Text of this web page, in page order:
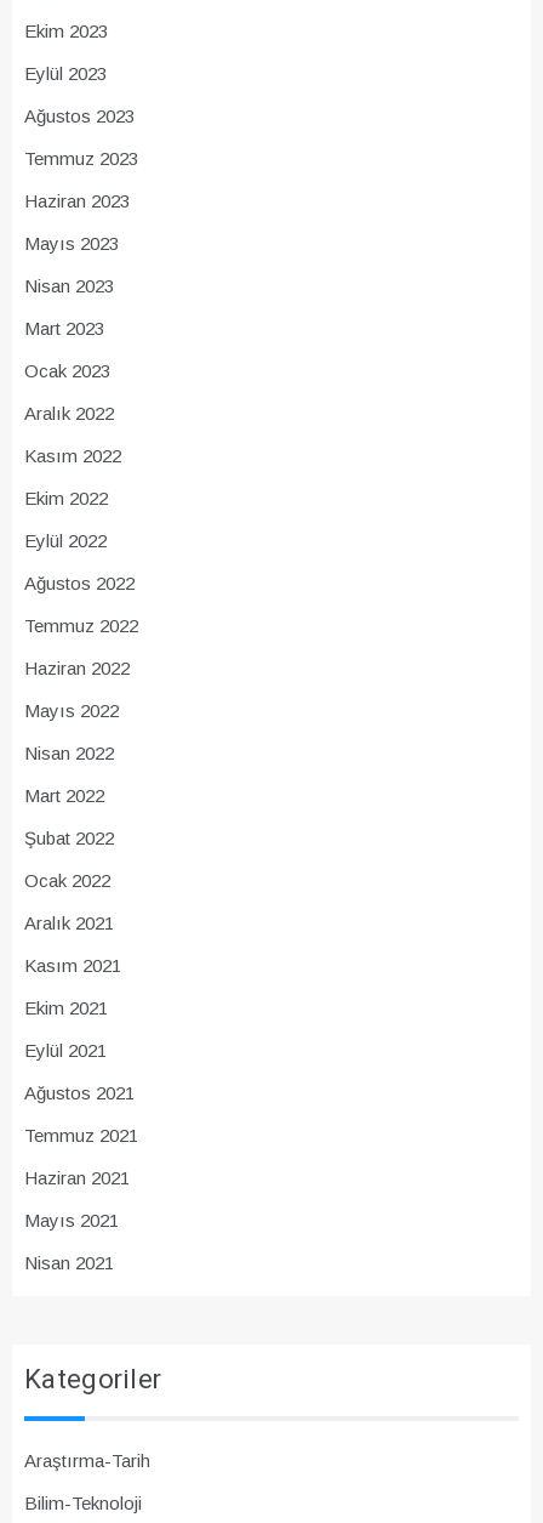
Ekim 2023
Eylül 2023
Ağustos 2023
Temmuz 2023
Haziran 2023
Mayıs 2023
Nisan 2023
Mart 2023
Ocak 2023
Aralık 2022
Kasım 2022
Ekim 2022
Eylül 2022
Ağustos 2022
Temmuz 2022
Haziran 2022
Mayıs 2022
Nisan 2022
Mart 2022
Şubat 2022
Ocak 2022
Aralık 2021
Kasım 2021
Ekim 2021
Eylül 2021
Ağustos 2021
Temmuz 2021
Haziran 2021
Mayıs 2021
Nisan 2021
Kategoriler
Araştırma-Tarih
Bilim-Teknoloji